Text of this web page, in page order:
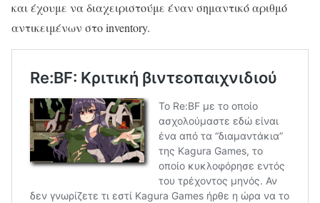
και έχουμε να διαχειριστούμε έναν σημαντικό αριθμό
αντικειμένων στο inventory.